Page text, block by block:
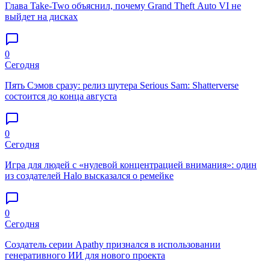
Глава Take-Two объяснил, почему Grand Theft Auto VI не
выйдет на дисках
0
Сегодня
Пять Сэмов сразу: релиз шутера Serious Sam: Shatterverse
состоится до конца августа
0
Сегодня
Игра для людей с «нулевой концентрацией внимания»: один
из создателей Halo высказался о ремейке
0
Сегодня
Создатель серии Apathy признался в использовании
генеративного ИИ для нового проекта